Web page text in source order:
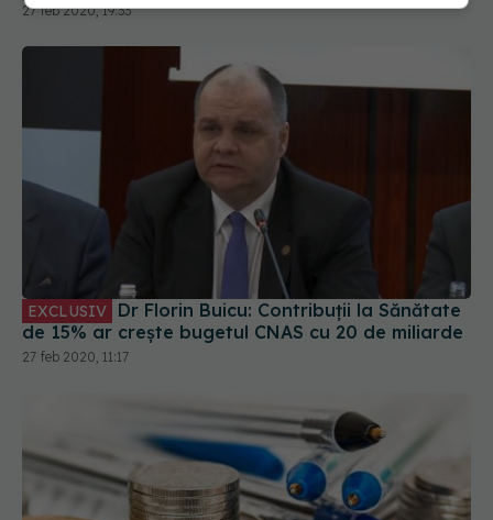
27 feb 2020, 19:33
EXCLUSIV
de 15% ar crește bugetul CNAS cu 20 de miliarde
27 feb 2020, 11:17